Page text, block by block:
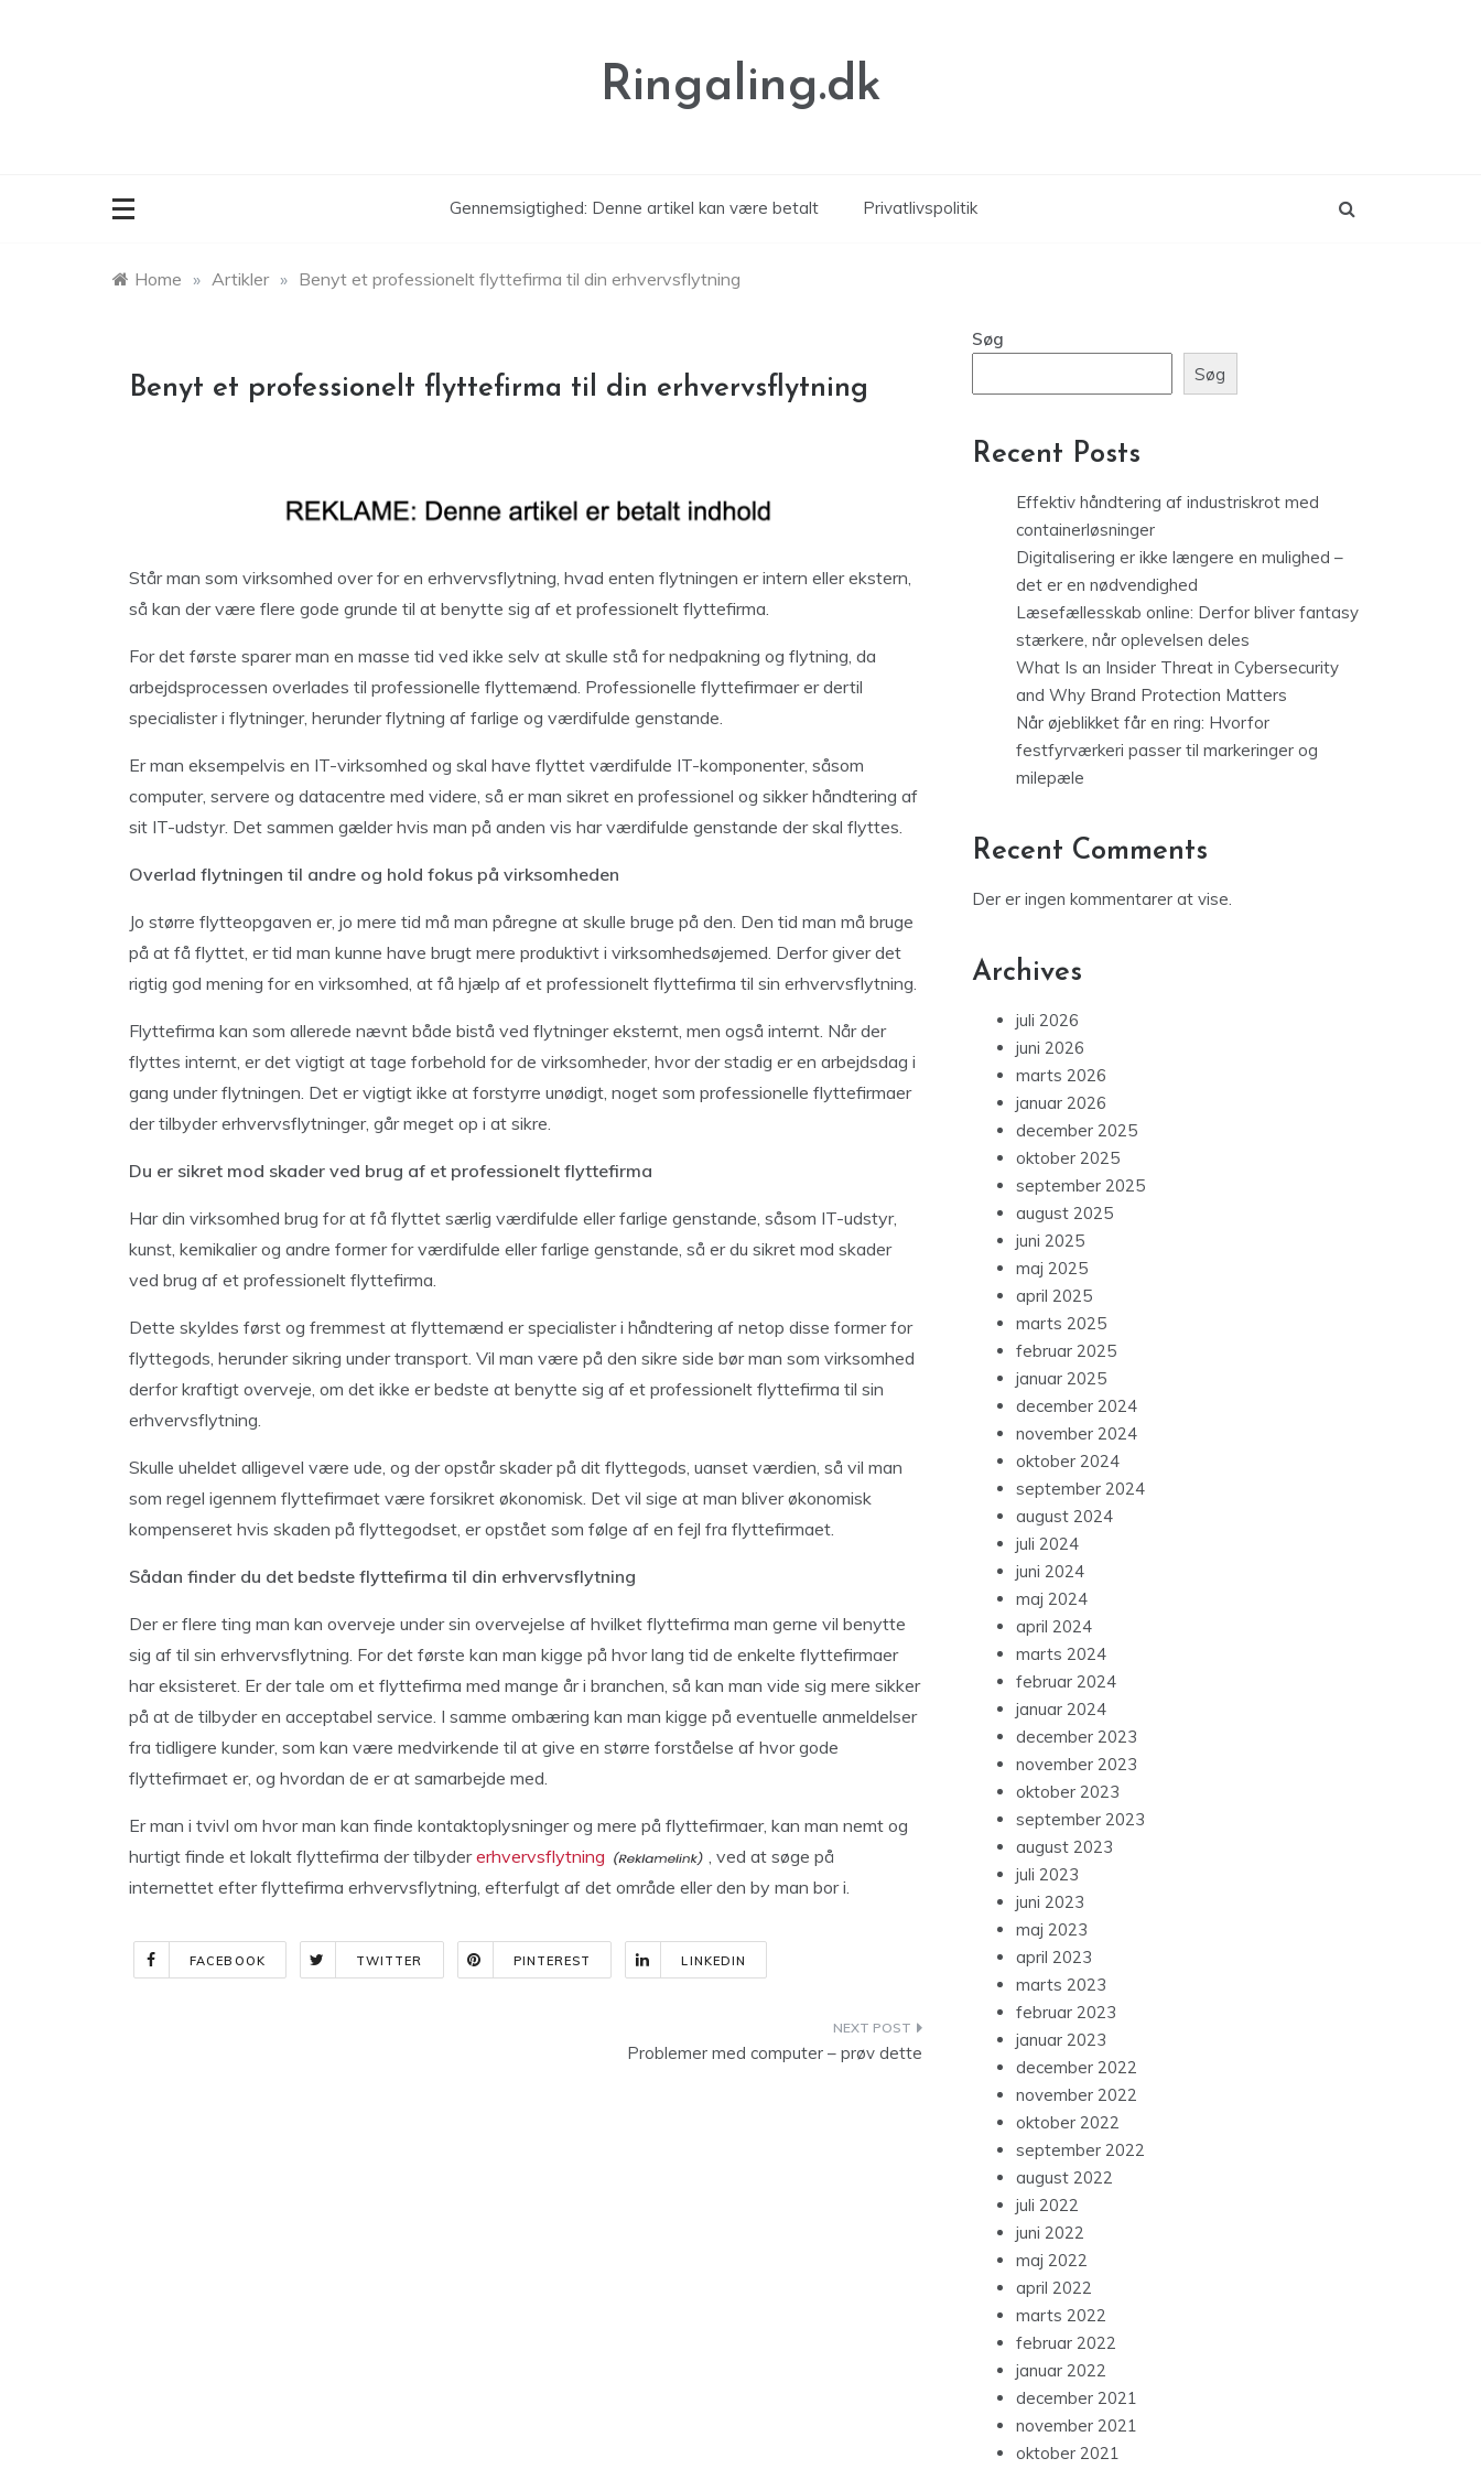
Ringaling.dk
Gennemsigtighed: Denne artikel kan være betalt Privatlivspolitik
Home » Artikler » Benyt et professionelt flyttefirma til din erhvervsflytning
Benyt et professionelt flyttefirma til din erhvervsflytning
Står man som virksomhed over for en erhvervsflytning, hvad enten flytningen er intern eller ekstern,
så kan der være flere gode grunde til at benytte sig af et professionelt flyttefirma.
For det første sparer man en masse tid ved ikke selv at skulle stå for nedpakning og flytning, da
arbejdsprocessen overlades til professionelle flyttemænd. Professionelle flyttefirmaer er dertil
specialister i flytninger, herunder flytning af farlige og værdifulde genstande.
Er man eksempelvis en IT-virksomhed og skal have flyttet værdifulde IT-komponenter, såsom
computer, servere og datacentre med videre, så er man sikret en professionel og sikker håndtering af
sit IT-udstyr. Det sammen gælder hvis man på anden vis har værdifulde genstande der skal flyttes.
Overlad flytningen til andre og hold fokus på virksomheden
Jo større flytteopgaven er, jo mere tid må man påregne at skulle bruge på den. Den tid man må bruge
på at få flyttet, er tid man kunne have brugt mere produktivt i virksomhedsøjemed. Derfor giver det
rigtig god mening for en virksomhed, at få hjælp af et professionelt flyttefirma til sin erhvervsflytning.
Flyttefirma kan som allerede nævnt både bistå ved flytninger eksternt, men også internt. Når der
flyttes internt, er det vigtigt at tage forbehold for de virksomheder, hvor der stadig er en arbejdsdag i
gang under flytningen. Det er vigtigt ikke at forstyrre unødigt, noget som professionelle flyttefirmaer
der tilbyder erhvervsflytninger, går meget op i at sikre.
Du er sikret mod skader ved brug af et professionelt flyttefirma
Har din virksomhed brug for at få flyttet særlig værdifulde eller farlige genstande, såsom IT-udstyr,
kunst, kemikalier og andre former for værdifulde eller farlige genstande, så er du sikret mod skader
ved brug af et professionelt flyttefirma.
Dette skyldes først og fremmest at flyttemænd er specialister i håndtering af netop disse former for
flyttegods, herunder sikring under transport. Vil man være på den sikre side bør man som virksomhed
derfor kraftigt overveje, om det ikke er bedste at benytte sig af et professionelt flyttefirma til sin
erhvervsflytning.
Skulle uheldet alligevel være ude, og der opstår skader på dit flyttegods, uanset værdien, så vil man
som regel igennem flyttefirmaet være forsikret økonomisk. Det vil sige at man bliver økonomisk
kompenseret hvis skaden på flyttegodset, er opstået som følge af en fejl fra flyttefirmaet.
Sådan finder du det bedste flyttefirma til din erhvervsflytning
Der er flere ting man kan overveje under sin overvejelse af hvilket flyttefirma man gerne vil benytte
sig af til sin erhvervsflytning. For det første kan man kigge på hvor lang tid de enkelte flyttefirmaer
har eksisteret. Er der tale om et flyttefirma med mange år i branchen, så kan man vide sig mere sikker
på at de tilbyder en acceptabel service. I samme ombæring kan man kigge på eventuelle anmeldelser
fra tidligere kunder, som kan være medvirkende til at give en større forståelse af hvor gode
flyttefirmaet er, og hvordan de er at samarbejde med.
Er man i tvivl om hvor man kan finde kontaktoplysninger og mere på flyttefirmaer, kan man nemt og
hurtigt finde et lokalt flyttefirma der tilbydererhvervsflytning
, ved at søge på
internettet efter flyttefirma erhvervsflytning, efterfulgt af det område eller den by man bor i.
FACEBOOK TWITTER PINTEREST LINKEDIN
Problemer med computer – prøv dette
Søg
Søg
Recent Posts
Effektiv håndtering af industriskrot med
containerløsninger
Digitalisering er ikke længere en mulighed –
det er en nødvendighed
Læsefællesskab online: Derfor bliver fantasy
stærkere, når oplevelsen deles
What Is an Insider Threat in Cybersecurity
and Why Brand Protection Matters
Når øjeblikket får en ring: Hvorfor
festfyrværkeri passer til markeringer og
milepæle
Recent Comments
Der er ingen kommentarer at vise.
Archives
juli 2026
juni 2026
marts 2026
januar 2026
december 2025
oktober 2025
september 2025
august 2025
juni 2025
maj 2025
april 2025
marts 2025
februar 2025
januar 2025
december 2024
november 2024
oktober 2024
september 2024
august 2024
juli 2024
juni 2024
maj 2024
april 2024
marts 2024
februar 2024
januar 2024
december 2023
november 2023
oktober 2023
september 2023
august 2023
juli 2023
juni 2023
maj 2023
april 2023
marts 2023
februar 2023
januar 2023
december 2022
november 2022
oktober 2022
september 2022
august 2022
juli 2022
juni 2022
maj 2022
april 2022
marts 2022
februar 2022
januar 2022
december 2021
november 2021
oktober 2021